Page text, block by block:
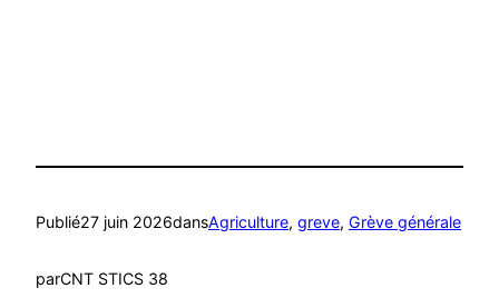
Publié27 juin 2026dansAgriculture, greve, Grève générale
parCNT STICS 38